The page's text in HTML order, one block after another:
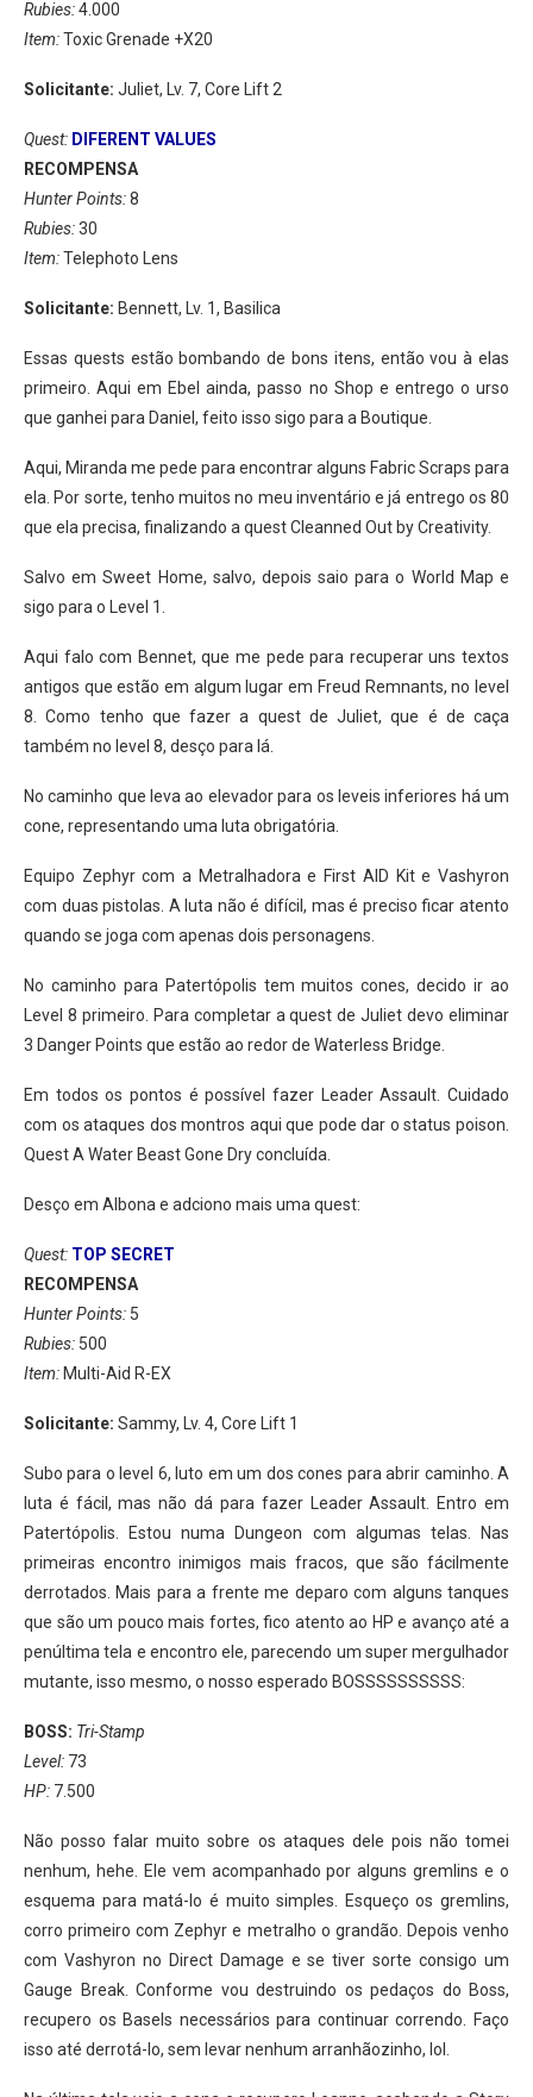
Rubies:4.000
Item:Toxic Grenade +X20
Solicitante: Juliet, Lv. 7, Core Lift 2
Quest: DIFERENT VALUES
RECOMPENSA
Hunter Points:8
Rubies:30
Item:Telephoto Lens
Solicitante: Bennett, Lv. 1, Basilica
Essas quests estão bombando de bons itens, então vou à elas
primeiro. Aqui em Ebel ainda, passo no Shop e entrego o urso
que ganhei para Daniel, feito isso sigo para a Boutique.
Aqui, Miranda me pede para encontrar alguns Fabric Scraps para
ela. Por sorte, tenho muitos no meu inventário e já entrego os 80
que ela precisa, finalizando a quest Cleanned Out by Creativity.
Salvo em Sweet Home, salvo, depois saio para o World Map e
sigo para o Level 1.
Aqui falo com Bennet, que me pede para recuperar uns textos
antigos que estão em algum lugar em Freud Remnants, no level
8. Como tenho que fazer a quest de Juliet, que é de caça
também no level 8, desço para lá.
No caminho que leva ao elevador para os leveis inferiores há um
cone, representando uma luta obrigatória.
Equipo Zephyr com a Metralhadora e First AID Kit e Vashyron
com duas pistolas. A luta não é difícil, mas é preciso ficar atento
quando se joga com apenas dois personagens.
No caminho para Patertópolis tem muitos cones, decido ir ao
Level 8 primeiro. Para completar a quest de Juliet devo eliminar
3 Danger Points que estão ao redor de Waterless Bridge.
Em todos os pontos é possível fazer Leader Assault. Cuidado
com os ataques dos montros aqui que pode dar o status poison.
Quest A Water Beast Gone Dry concluída.
Desço em Albona e adciono mais uma quest:
Quest: TOP SECRET
RECOMPENSA
Hunter Points: 5
Rubies: 500
Item: Multi-Aid R-EX
Solicitante: Sammy, Lv. 4, Core Lift 1
Subo para o level 6, luto em um dos cones para abrir caminho. A
luta é fácil, mas não dá para fazer Leader Assault. Entro em
Patertópolis. Estou numa Dungeon com algumas telas. Nas
primeiras encontro inimigos mais fracos, que são fácilmente
derrotados. Mais para a frente me deparo com alguns tanques
que são um pouco mais fortes, fico atento ao HP e avanço até a
penúltima tela e encontro ele, parecendo um super mergulhador
mutante, isso mesmo, o nosso esperado BOSSSSSSSSSS:
BOSS: Tri-Stamp
Level: 73
HP: 7.500
Não posso falar muito sobre os ataques dele pois não tomei
nenhum, hehe. Ele vem acompanhado por alguns gremlins e o
esquema para matá-lo é muito simples. Esqueço os gremlins,
corro primeiro com Zephyr e metralho o grandão. Depois venho
com Vashyron no Direct Damage e se tiver sorte consigo um
Gauge Break. Conforme vou destruindo os pedaços do Boss,
recupero os Basels necessários para continuar correndo. Faço
isso até derrotá-lo, sem levar nenhum arranhãozinho, lol.